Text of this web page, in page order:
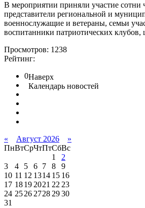
В мероприятии приняли участие сотни
представители региональной и
военнослужащие и ветераны, семьи
воспитанники патриотических клубов,
Просмотров: 1238
Рейтинг:
0Наверх
Календарь новостей
« Август 2026
»
ПнВтСрЧтПтСбВс
1
2
3
4 5 6 7 8
9
10 11 12 1314 15 16
17 18192021 2223
24 252627282930
31